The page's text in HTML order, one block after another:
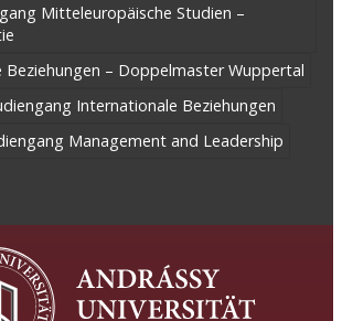
Mitteleuropäische Studien –
– Doppelmaster Wuppertal
Internationale Beziehungen
Management and Leadership